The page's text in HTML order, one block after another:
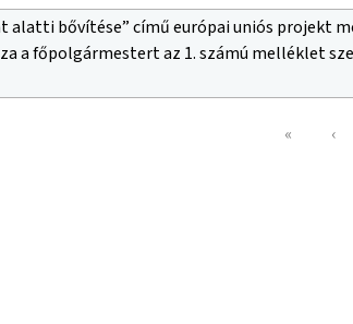
alatti bővítése” című európai uniós projekt
a főpolgármestert az 1. számú melléklet
« ‹